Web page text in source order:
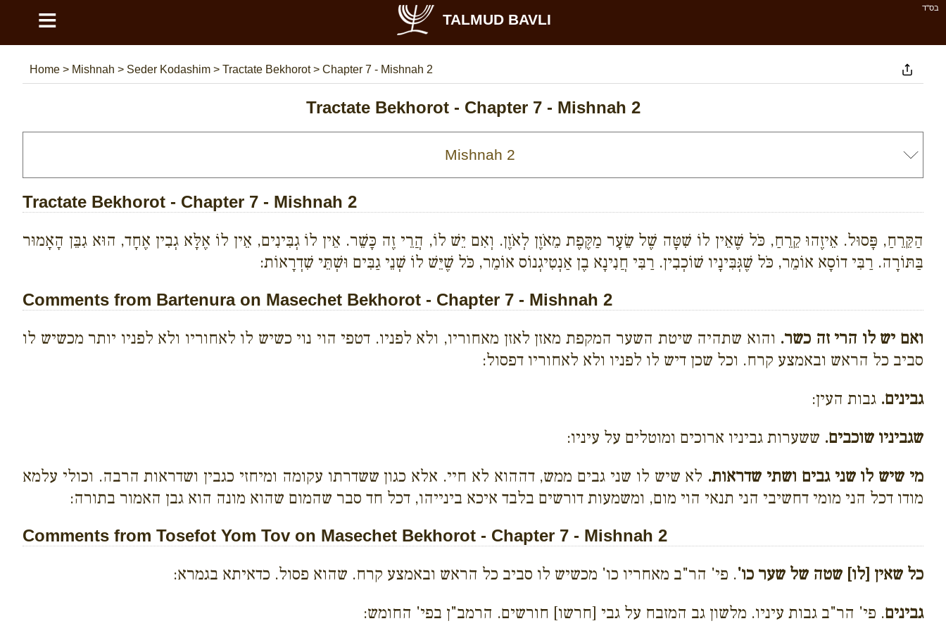
בס''ד ≡ TALMUD BAVLI
Home > Mishnah > Seder Kodashim > Tractate Bekhorot> Chapter 7 - Mishnah 2
Tractate Bekhorot - Chapter 7 - Mishnah 2
Tractate Bekhorot - Chapter 7 - Mishnah 2
הַקֵּרֵחַ, פָּסוּל. אֵיזֶהוּ קֵרֵחַ, כֹּל שֶׁאֵין לוֹ שִׁטָּה שֶׁל שֵׂעָר מַקֶּפֶת מֵאֹזֶן לְאֹזֶן. וְאִם יֵשׁ לוֹ, הֲרֵי זֶה כָּשֵׁר. אֵין לוֹ גְבִּינִים, אֵין לוֹ אֶלָּא גְבִין אֶחָד, הוּא גִבֵּן הָאָמוּר
בַּתּוֹרָה. רַבִּי דוֹסָא אוֹמֵר, כֹּל שֶׁגְּבִּינָיו שׁוֹכְבִין. רַבִּי חֲנִינָא בֶן אַנְטִיגְנוֹס אוֹמֵר, כֹּל שֶׁיֵּשׁ לוֹ שְׁנֵי גַבִּים וּשְׁתֵּי שִׁדְרָאוֹת:
Comments from Bartenura on Masechet Bekhorot - Chapter 7 - Mishnah 2
ואם יש לו הרי זה כשר. והוא שתהיה שיטת השער המקפת מאזן לאזן מאחוריו, ולא לפניו. דטפי הוי נוי כשיש לו לאחוריו ולא לפניו יותר מכשיש לו
סביב כל הראש ובאמצע קרח. וכל שכן דיש לו לפניו ולא לאחוריו דפסול:
גבינים. גבות העין:
שגביניו שוכבים. ששערות גביניו ארוכים ומוטלים על עיניו:
מי שיש לו שני גבים ושתי שדראות. לא שיש לו שני גבים ממש, דההוא לא חיי. אלא כגון ששדרתו עקומה ומיחזי כגבין ושדראות הרבה. וכולי עלמא
מודו דכל הני מומי דחשיבי הני תנאי הוי מום, ומשמעות דורשים בלבד איכא בינייהו, דכל חד סבר שהמום שהוא מונה הוא גבן האמור בתורה:
Comments from Tosefot Yom Tov on Masechet Bekhorot - Chapter 7 - Mishnah 2
כל שאין [לו] שטה של שער כו'. פי' הר"ב מאחריו כו' מכשיש לו סביב כל הראש ובאמצע קרח. שהוא פסול. כדאיתא בגמרא:
גבינים. פי' הר"ב גבות עיניו. מלשון גב המזבח על גבי [חרשו] חורשים. הרמב"ן בפי' החומש: